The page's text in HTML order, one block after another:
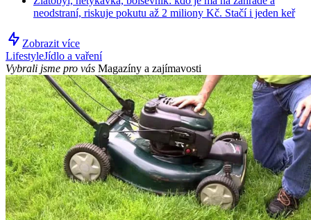
neodstraní, riskuje pokutu až 2 miliony Kč. Stačí i jeden keř
Zobrazit více
LifestyleJídlo a vaření
Vybrali jsme pro vás Magazíny a zajímavosti